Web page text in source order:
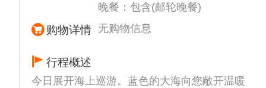
晚餐：包含(邮轮晚餐)
购物详情 无购物信息
行程概述
今日展开海上巡游。蓝色的大海向您敞开温暖